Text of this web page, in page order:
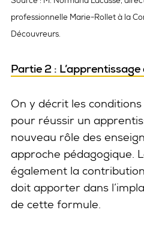
professionnelle Marie-Rollet à la
Découvreurs.
Partie 2 :
On y décrit les
pour réussir un
nouveau rôle des
approche pédagogique.
également la
doit apporter dans
de cette formule.